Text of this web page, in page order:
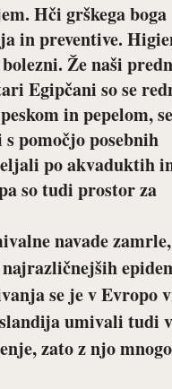
Hči grškega boga
in preventive.
Že naši
Egipčani so se
in pepelom,
pomočjo posebnih
po akvaduktih
so tudi prostor za
navade
se je v Evropo
umivali tudi v
zato z njo